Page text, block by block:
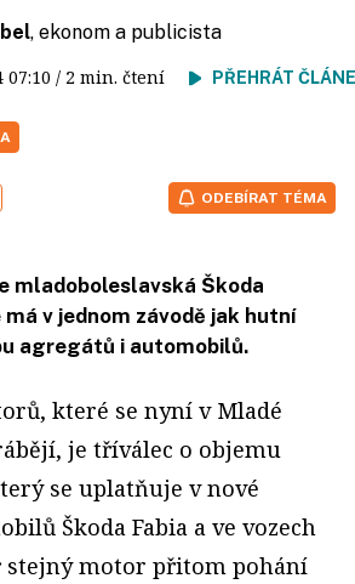
, ekonom a publicista
07:10 / 2 min. čtení PŘEHRÁT
ODEBÍRAT TÉMA
mladoboleslavská Škoda
v jednom závodě jak hutní
agregátů i automobilů.
které se nyní v Mladé
je tříválec o objemu
se uplatňuje v nové
Škoda Fabia a ve vozech
stejný motor přitom pohání